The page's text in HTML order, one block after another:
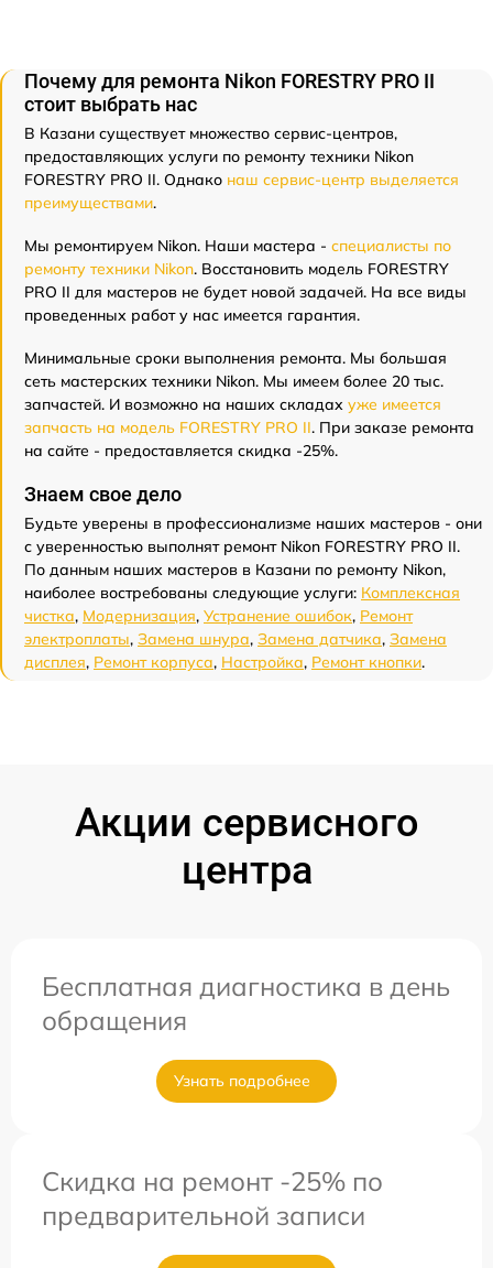
Почему для ремонта Nikon FORESTRY PRO II
стоит выбрать нас
В Казани существует множество сервис-центров,
предоставляющих услуги по ремонту техники Nikon
FORESTRY PRO II. Однако наш сервис-центр выделяется
преимуществами.
Мы ремонтируем Nikon. Наши мастера - специалисты по
ремонту техники Nikon. Восстановить модель FORESTRY
PRO II для мастеров не будет новой задачей. На все виды
проведенных работ у нас имеется гарантия.
Минимальные сроки выполнения ремонта. Мы большая
сеть мастерских техники Nikon. Мы имеем более 20 тыс.
запчастей. И возможно на наших складах уже имеется
запчасть на модель FORESTRY PRO II. При заказе ремонта
на сайте - предоставляется скидка -25%.
Знаем свое дело
Будьте уверены в профессионализме наших мастеров - они
с уверенностью выполнят ремонт Nikon FORESTRY PRO II.
По данным наших мастеров в Казани по ремонту Nikon,
наиболее востребованы следующие услуги: Комплексная
чистка, Модернизация, Устранение ошибок, Ремонт
электроплаты, Замена шнура, Замена датчика, Замена
дисплея, Ремонт корпуса, Настройка, Ремонт кнопки.
Акции сервисного
центра
Бесплатная диагностика в день
обращения
Узнать подробнее
Скидка на ремонт -25% по
предварительной записи